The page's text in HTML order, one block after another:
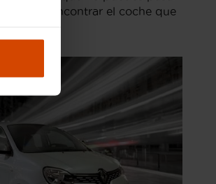
puedas encontrar el coche que